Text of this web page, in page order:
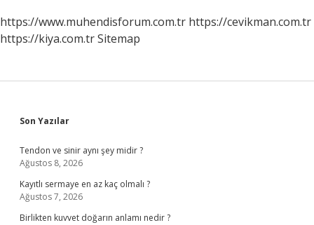
https://www.muhendisforum.com.tr https://cevikman.com.tr
https://kiya.com.trSitemap
Sidebar
Son Yazılar
Tendon ve sinir aynı şey midir ?
Ağustos 8, 2026
Kayıtlı sermaye en az kaç olmalı ?
Ağustos 7, 2026
Birlikten kuvvet doğarın anlamı nedir ?